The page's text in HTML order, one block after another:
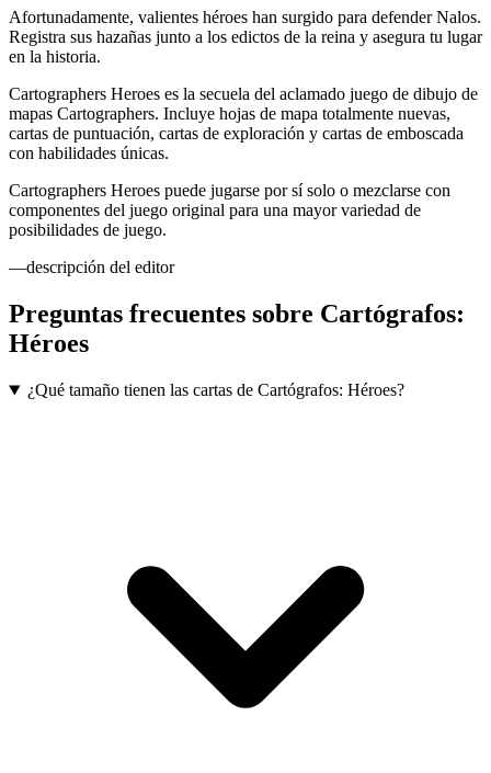
Afortunadamente, valientes héroes han surgido para defender Nalos.
Registra sus hazañas junto a los edictos de la reina y asegura tu lugar
en la historia.
Cartographers Heroes es la secuela del aclamado juego de dibujo de
mapas Cartographers. Incluye hojas de mapa totalmente nuevas,
cartas de puntuación, cartas de exploración y cartas de emboscada
con habilidades únicas.
Cartographers Heroes puede jugarse por sí solo o mezclarse con
componentes del juego original para una mayor variedad de
posibilidades de juego.
—descripción del editor
Preguntas frecuentes sobre Cartógrafos:
Héroes
¿Qué tamaño tienen las cartas de Cartógrafos: Héroes?